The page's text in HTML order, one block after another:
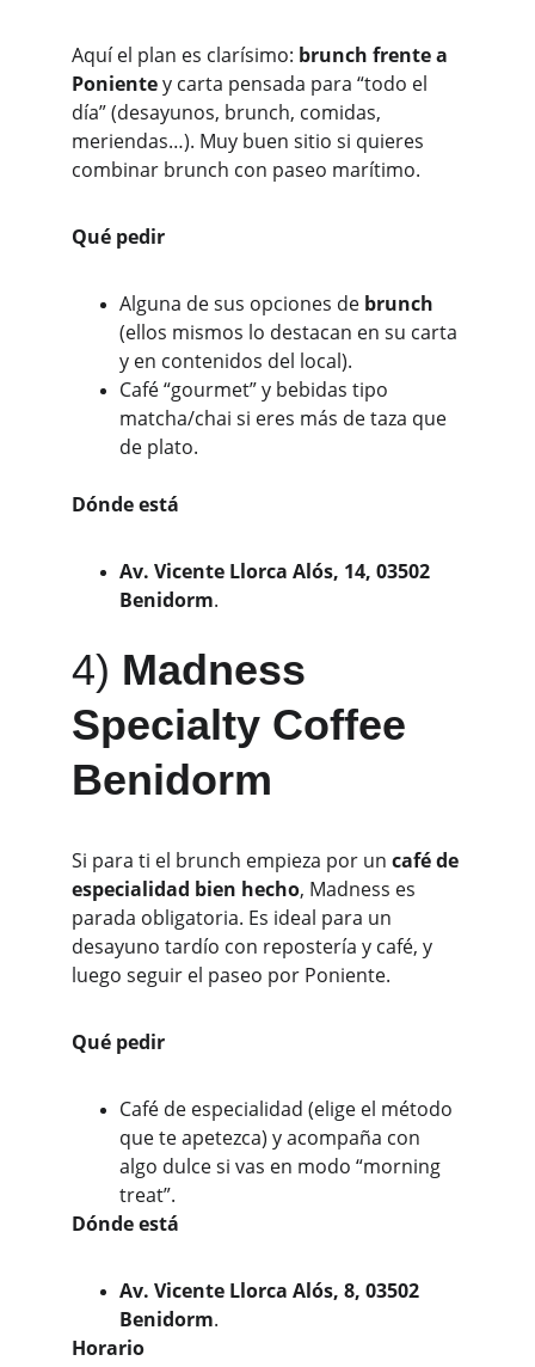
Aquí el plan es clarísimo: brunch frente a
Poniente y carta pensada para “todo el
día” (desayunos, brunch, comidas,
meriendas…). Muy buen sitio si quieres
combinar brunch con paseo marítimo.
Qué pedir
Alguna de sus opciones de brunch
(ellos mismos lo destacan en su carta
y en contenidos del local).
Café “gourmet” y bebidas tipo
matcha/chai si eres más de taza que
de plato.
Dónde está
Av. Vicente Llorca Alós, 14, 03502
Benidorm.
4) Madness
Specialty Coffee
Benidorm
Si para ti el brunch empieza por un café de
especialidad bien hecho, Madness es
parada obligatoria. Es ideal para un
desayuno tardío con repostería y café, y
luego seguir el paseo por Poniente.
Qué pedir
Café de especialidad (elige el método
que te apetezca) y acompaña con
algo dulce si vas en modo “morning
treat”.
Dónde está
Av. Vicente Llorca Alós, 8, 03502
Benidorm.
Horario